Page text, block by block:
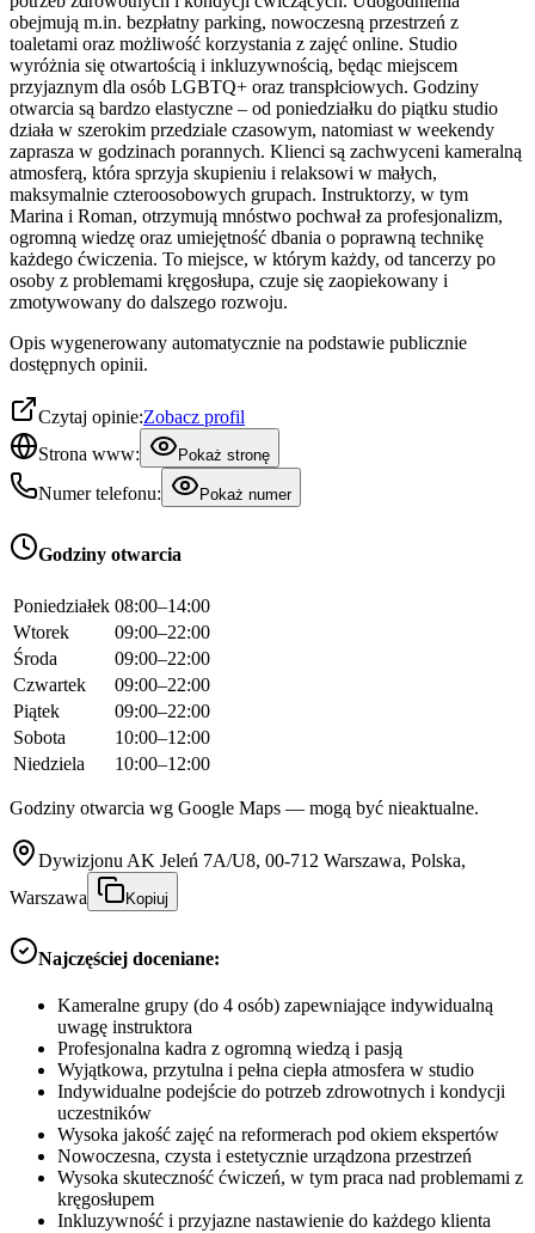
obejmują m.in. bezpłatny parking, nowoczesną przestrzeń z
toaletami oraz możliwość korzystania z zajęć online. Studio
wyróżnia się otwartością i inkluzywnością, będąc miejscem
przyjaznym dla osób LGBTQ+ oraz transpłciowych. Godziny
otwarcia są bardzo elastyczne – od poniedziałku do piątku studio
działa w szerokim przedziale czasowym, natomiast w weekendy
zaprasza w godzinach porannych. Klienci są zachwyceni kameralną
atmosferą, która sprzyja skupieniu i relaksowi w małych,
maksymalnie czteroosobowych grupach. Instruktorzy, w tym
Marina i Roman, otrzymują mnóstwo pochwał za profesjonalizm,
ogromną wiedzę oraz umiejętność dbania o poprawną technikę
każdego ćwiczenia. To miejsce, w którym każdy, od tancerzy po
osoby z problemami kręgosłupa, czuje się zaopiekowany i
zmotywowany do dalszego rozwoju.
Opis wygenerowany automatycznie na podstawie publicznie
dostępnych opinii.
Czytaj opinie:Zobacz profil
Strona www:
Pokaż stronę
Numer telefonu: Pokaż numer
Godziny otwarcia
Poniedziałek 08:00–14:00
Wtorek
09:00–22:00
Środa
09:00–22:00
Czwartek
09:00–22:00
Piątek
09:00–22:00
Sobota
10:00–12:00
Niedziela
10:00–12:00
Godziny otwarcia wg Google Maps — mogą być nieaktualne.
Dywizjonu AK Jeleń 7A/U8, 00-712 Warszawa, Polska,
Warszawa
Kopiuj
Najczęściej doceniane:
Kameralne grupy (do 4 osób) zapewniające indywidualną
uwagę instruktora
Profesjonalna kadra z ogromną wiedzą i pasją
Wyjątkowa, przytulna i pełna ciepła atmosfera w studio
Indywidualne podejście do potrzeb zdrowotnych i kondycji
uczestników
Wysoka jakość zajęć na reformerach pod okiem ekspertów
Nowoczesna, czysta i estetycznie urządzona przestrzeń
Wysoka skuteczność ćwiczeń, w tym praca nad problemami z
kręgosłupem
Inkluzywność i przyjazne nastawienie do każdego klienta